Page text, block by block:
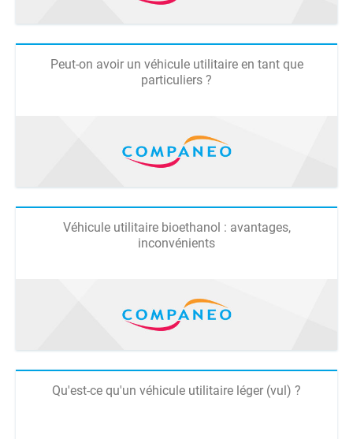
Peut-on avoir un véhicule utilitaire en tant que
particuliers ?
Véhicule utilitaire bioethanol : avantages,
inconvénients
Qu'est-ce qu'un véhicule utilitaire léger (vul) ?